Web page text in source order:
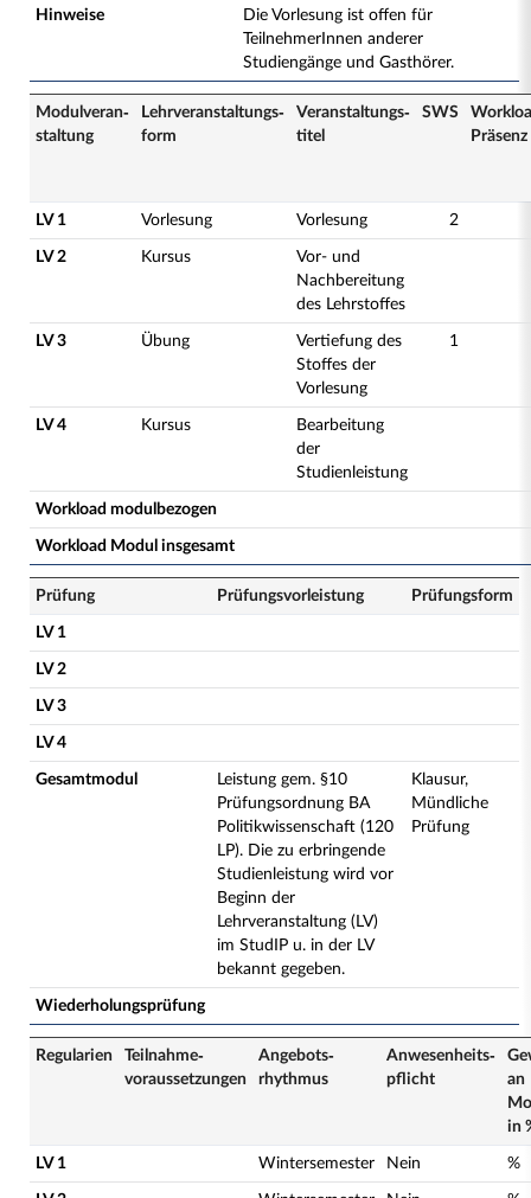
Hinweise
Die Vorlesung ist offen für
TeilnehmerInnen anderer
Studiengänge und Gasthörer.
Modulveran­
staltung
Lehrveranstaltungs­
form
Veranstaltungs­
titel
SWS
Präsenz
LV 1 Vorlesung Vorlesung 2
LV 2 Kursus
Vor- und
Nachbereitung
des Lehrstoffes
LV 3 Übung
Vertiefung des
Stoffes der
Vorlesung
1
LV 4 Kursus
Bearbeitung
der
Studienleistung
Workload modulbezogen
Workload Modul insgesamt
Prüfung Prüfungsvorleistung Prüfungsform
LV 1
LV 2
LV 3
LV 4
Gesamtmodul
Leistung gem. §10
Prüfungsordnung BA
Politikwissenschaft (120
LP). Die zu erbringende
Studienleistung wird vor
Beginn der
Lehrveranstaltung (LV)
im StudIP u. in der LV
bekannt gegeben.
Klausur,
Mündliche
Prüfung
Wiederholungsprüfung
Regularien
Teilnahme­
voraussetzungen
Angebots­
rhythmus
Anwesenheits­
pflicht
an
in
LV 1 Wintersemester Nein %